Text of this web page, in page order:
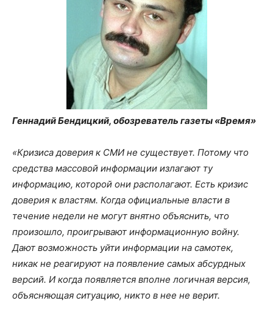
Геннадий Бендицкий, обозреватель газеты «Время»
«Кризиса доверия к СМИ не существует. Потому что
средства массовой информации излагают ту
информацию, которой они располагают. Есть кризис
доверия к властям. Когда официальные власти в
течение недели не могут внятно объяснить, что
произошло, проигрывают информационную войну.
Дают возможность уйти информации на самотек,
никак не реагируют на появление самых абсурдных
версий. И когда появляется вполне логичная версия,
объясняющая ситуацию, никто в нее не верит.